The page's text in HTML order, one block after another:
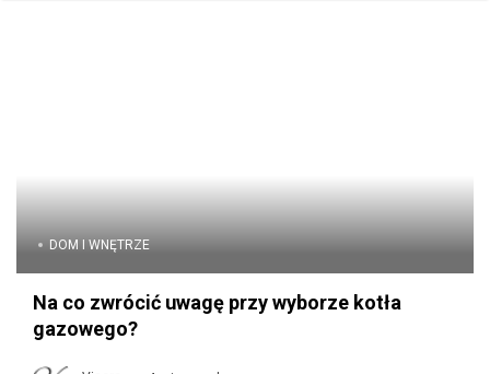
DOM I WNĘTRZE
Na co zwrócić uwagę przy wyborze kotła
gazowego?